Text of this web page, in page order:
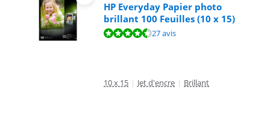
HP Everyday Papier photo
brillant 100 Feuilles (10 x 15)
La note est de 9,3 sur 10, basée sur 27 avis.27 avis
10 x 15 | Jet d'encre | Brillant